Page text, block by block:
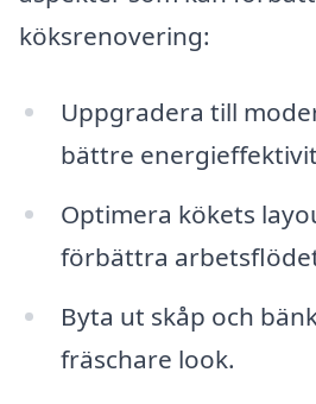
köksrenovering:
Uppgradera till
bättre
Optimera kökets
förbättra
Byta ut skåp och
fräschare look.